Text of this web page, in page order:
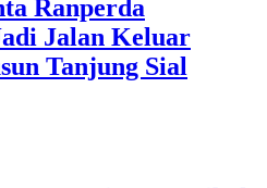
Ranperda
Jalan Keluar
Tanjung Sial